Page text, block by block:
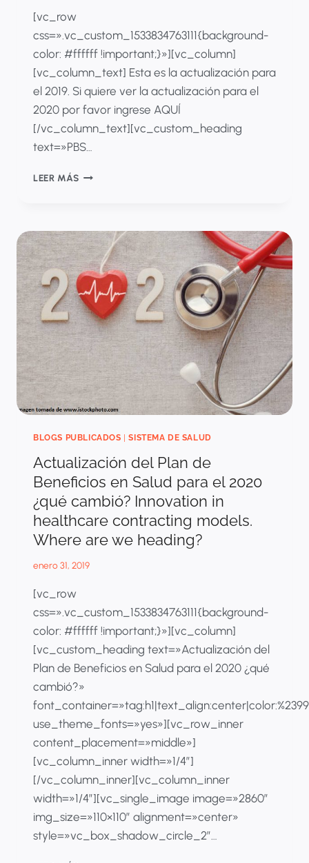
[vc_row
css=».vc_custom_1533834763111{background-
color: #ffffff !important;}»][vc_column]
[vc_column_text] Esta es la actualización para
el 2019. Si quiere ver la actualización para el
2020 por favor ingrese AQUÍ
[/vc_column_text][vc_custom_heading
text=»PBS…
LEER MÁSPBS
LO
QUE
CAMBIÓ?
INNOVATION
IN
HEALTHCARE
CONTRACTING
MODELS.
WHERE
WE
HEADING?
BLOGS PUBLICADOS |SISTEMA DE SALUD
Actualización del Plan de
Beneficios en Salud para el 2020
¿qué cambió? Innovation in
healthcare contracting models.
Where are we heading?
enero 31, 2019
[vc_row
css=».vc_custom_1533834763111{background-
color: #ffffff !important;}»][vc_column]
[vc_custom_heading text=»Actualización del
Plan de Beneficios en Salud para el 2020 ¿qué
cambió?»
use_theme_fonts=»yes»][vc_row_inner
content_placement=»middle»]
[vc_column_inner width=»1/4″]
[/vc_column_inner][vc_column_inner
width=»1/4″][vc_single_image image=»2860″
img_size=»110×110″ alignment=»center»
style=»vc_box_shadow_circle_2″…